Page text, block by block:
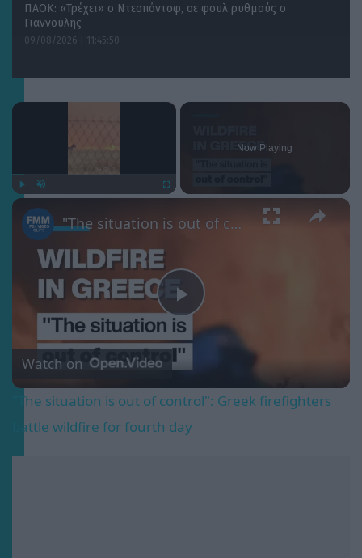
ΠΑΟΚ: «Τρέχει» ο Ντεσπόντοφ, σε φουλ ρυθμούς ο
Γιαννούλης
09/08/2026 | 11:45:50
×
Now Playing
×
Play
Video
"The situation is out of control": Greek firefighters battle wildfire for fourth day
Watch on
"The situation is out of control": Greek firefighters
battle wildfire for fourth day